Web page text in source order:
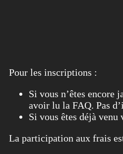
Pour les inscriptions :
Si vous n’êtes encore
avoir lu la FAQ. Pas
Si vous êtes déjà
La participation aux frais